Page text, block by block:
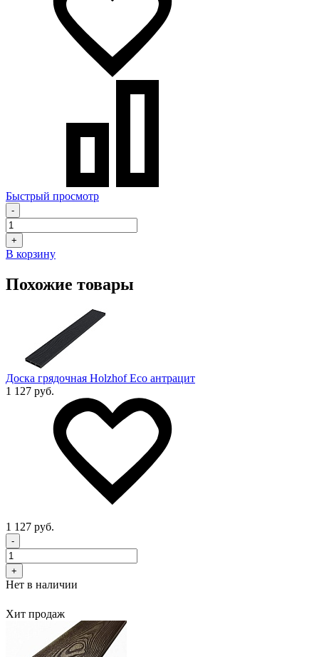
Быстрый просмотр
-
+
В корзину
Похожие товары
Доска грядочная Holzhof Eco антрацит
1 127 руб.
1 127 руб.
-
+
Нет в наличии
Хит продаж